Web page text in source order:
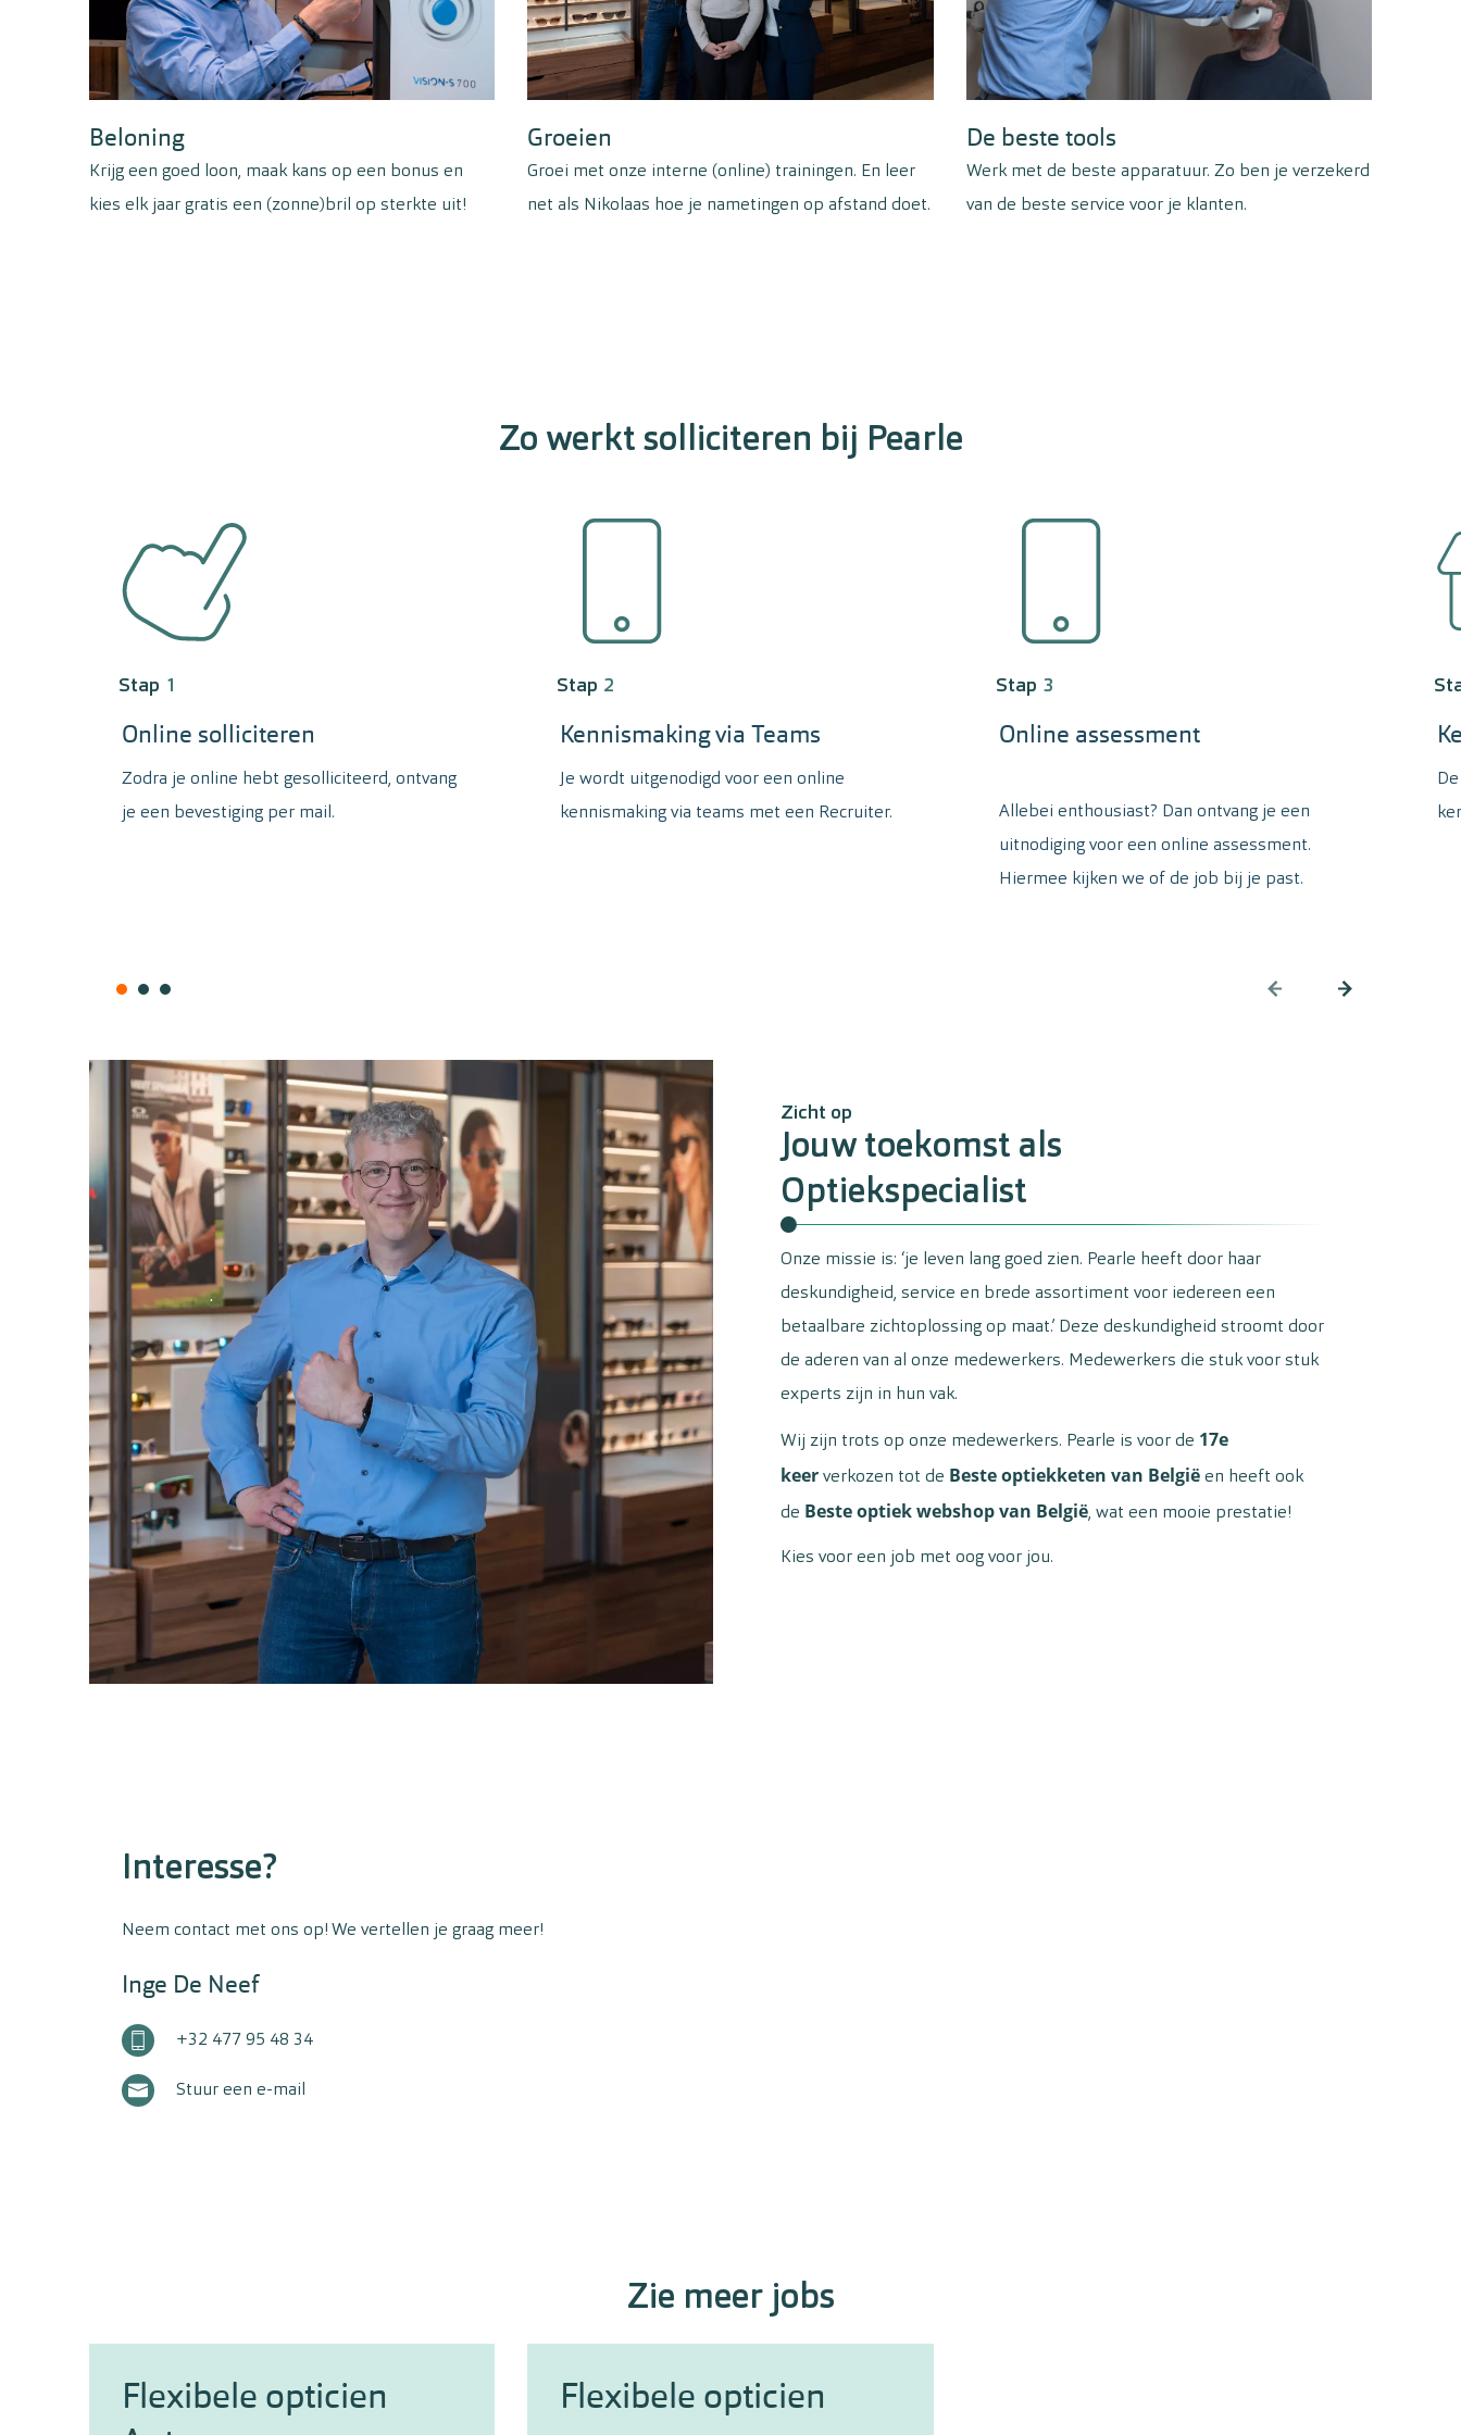
In samenspraak met de regiomanager, beheer je je agenda;
Je springt in bij collega’s die afwezig zijn: altijd met een warm
welkom
Beloning
Krijg een goed loon, maak kans op een bonus en
kies elk jaar gratis een (zonne)bril op sterkte uit!
Groeien
Groei met onze interne (online) trainingen. En leer
net als Nikolaas hoe je nametingen op afstand doet.
De beste tools
Werk met de beste apparatuur. Zo ben je verzekerd
van de beste service voor je klanten.
Zo werkt solliciteren bij Pearle
Stap 1
Online solliciteren
Zodra je online hebt gesolliciteerd, ontvang
je een bevestiging per mail.
Stap 2
Kennismaking via Teams
Je wordt uitgenodigd voor een online
kennismaking via teams met een Recruiter.
Stap 3
Online assessment
Allebei enthousiast? Dan ontvang je een
uitnodiging voor een online assessment.
Hiermee kijken we of de job bij je past.
Zicht op
Jouw toekomst als
Optiekspecialist
Onze missie is: ‘je leven lang goed zien. Pearle heeft door haar
deskundigheid, service en brede assortiment voor iedereen een
betaalbare zichtoplossing op maat.’ Deze deskundigheid stroomt door
de aderen van al onze medewerkers. Medewerkers die stuk voor stuk
experts zijn in hun vak.
Wij zijn trots op onze medewerkers. Pearle is voor de 17e
keer verkozen tot de Beste optiekketen van België en heeft ook
de Beste optiek webshop van België, wat een mooie prestatie!
Kies voor een job met oog voor jou.
Interesse?
Neem contact met ons op! We vertellen je graag meer!
Inge De Neef
+32 477 95 48 34
Stuur een e-mail
Zie meer jobs
Flexibele opticien
Flexibele opticien